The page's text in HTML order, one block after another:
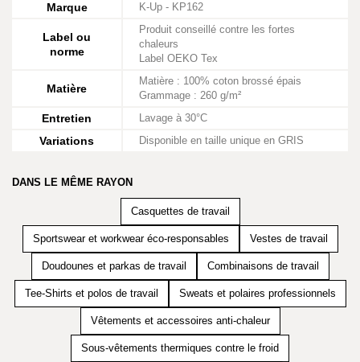
Marque K-Up - KP162
Label ou
norme
Produit conseillé contre les fortes
chaleurs
Label OEKO Tex
Matière
Matière : 100% coton brossé épais
Grammage : 260 g/m²
Entretien Lavage à 30°C
Variations Disponible en taille unique en GRIS
DANS LE MÊME RAYON
Casquettes de travail
Sportswear et workwear éco-responsables Vestes de travail
Doudounes et parkas de travail Combinaisons de travail
Tee-Shirts et polos de travail Sweats et polaires professionnels
Vêtements et accessoires anti-chaleur
Sous-vêtements thermiques contre le froid